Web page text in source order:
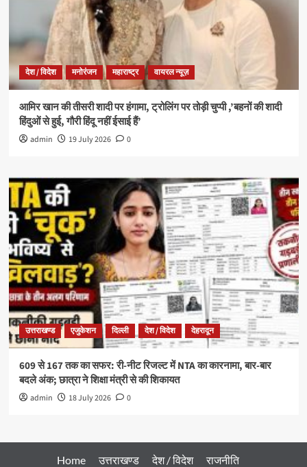
देश / विदेश मनोरंजन महाराष्ट्र वायरल न्यूज़
आमिर खान की तीसरी शादी पर हंगामा, ट्रोलिंग पर तोड़ी चुप्पी ,’बहनों की शादी
हिंदुओं से हुई, गौरी हिंदू नहीं ईसाई हैं’
admin 19 July 2026 0
उत्तराखण्ड एजुकेशन दिल्ली देश / विदेश देहरादून
609 से 167 तक का सफर: री-नीट रिजल्ट में NTA का कारनामा, बार-बार
बदले अंक; छात्रा ने शिक्षा मंत्री से की शिकायत
admin 18 July 2026 0
Home उत्तराखण्ड देश / विदेश
राजनीति